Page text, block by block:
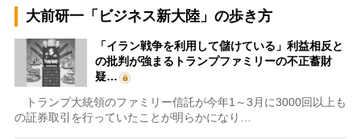
大前研一「ビジネス新大陸」の歩き方
「イラン戦争を利用して儲けている」利益相反と
の批判が強まるトランプファミリーの不正蓄財
疑…
トランプ大統領のファミリー信託が今年1～3月に3000回以上も
の証券取引を行っていたことが明らかになり…